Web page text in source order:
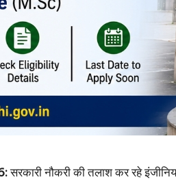
सरकारी नौकरी की तलाश कर रहे